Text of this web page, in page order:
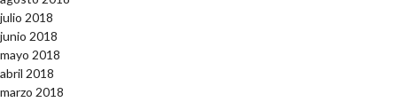
julio 2018
junio 2018
mayo 2018
abril 2018
marzo 2018